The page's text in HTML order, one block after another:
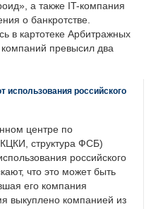
а также IT-компания
о банкротстве.
в картотеке Арбитражных
превысил два
использования российского
центре по
структура ФСБ)
российского
что это может быть
его компания
выкуплено компанией из